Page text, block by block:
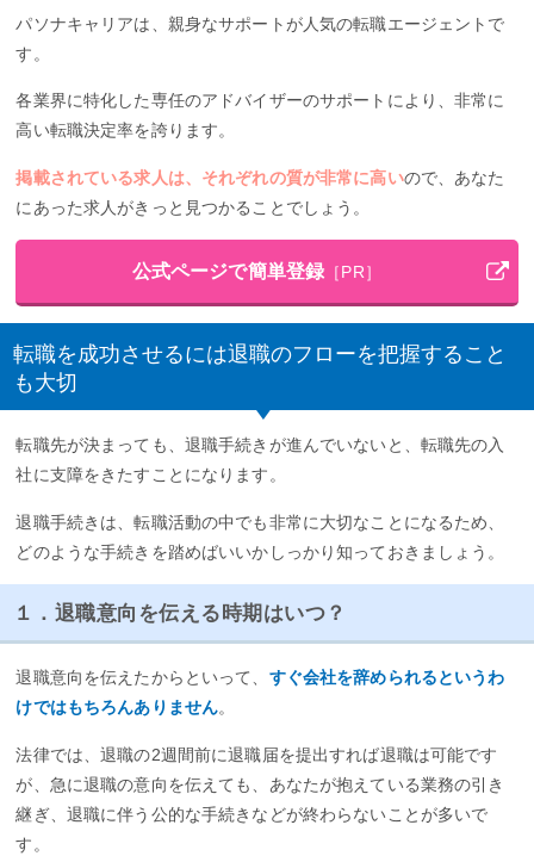
パソナキャリアは、親身なサポートが人気の転職エージェントで
す。
各業界に特化した専任のアドバイザーのサポートにより、非常に
高い転職決定率を誇ります。
掲載されている求人は、それぞれの質が非常に高いので、あなた
にあった求人がきっと見つかることでしょう。
公式ページで簡単登録 ［PR］
転職を成功させるには退職のフローを把握すること
も大切
転職先が決まっても、退職手続きが進んでいないと、転職先の入
社に支障をきたすことになります。
退職手続きは、転職活動の中でも非常に大切なことになるため、
どのような手続きを踏めばいいかしっかり知っておきましょう。
１．退職意向を伝える時期はいつ？
退職意向を伝えたからといって、 すぐ会社を辞められるというわ
けではもちろんありません。
法律では、退職の2週間前に退職届を提出すれば退職は可能です
が、急に退職の意向を伝えても、あなたが抱えている業務の引き
継ぎ、退職に伴う公的な手続きなどが終わらないことが多いで
す。